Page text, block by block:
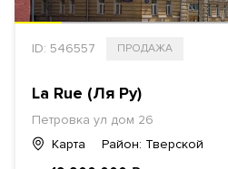
ID: 546557 ПРОДАЖА
La Rue (Ля Ру)
Петровка ул дом 26
Карта
Район: Тверской